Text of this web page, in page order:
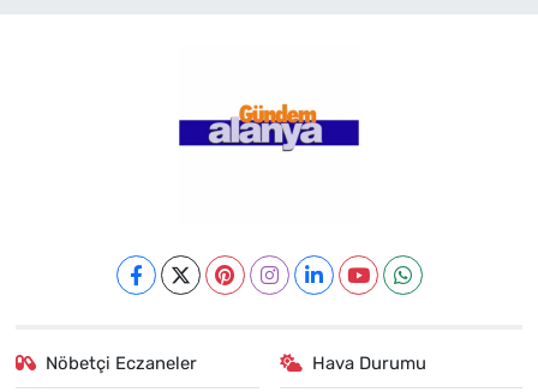
Nöbetçi Eczaneler Hava Durumu